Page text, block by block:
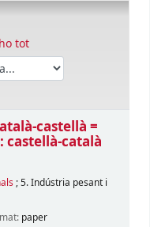
tot
castellà =
català
; 5. Indústria pesant i
paper